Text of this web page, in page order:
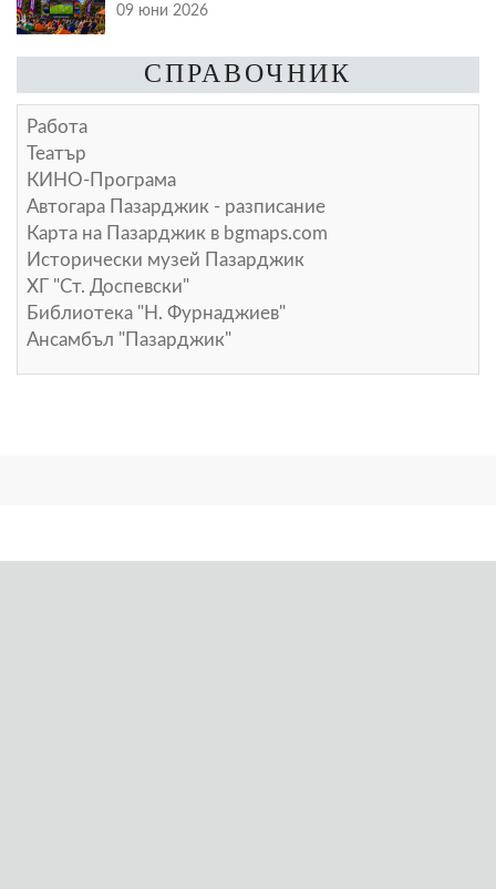
09 юни 2026
СПРАВОЧНИК
Работа
Театър
КИНО-Програма
Автогара Пазарджик - разписание
Карта на Пазарджик в bgmaps.com
Исторически музей Пазарджик
ХГ "Ст. Доспевски"
Библиотека "Н. Фурнаджиев"
Ансамбъл "Пазарджик"